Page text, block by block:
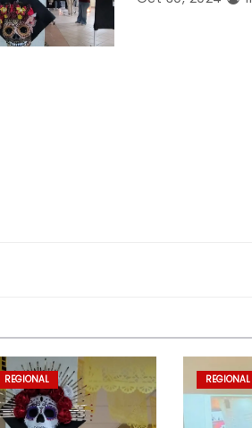
REGIONAL REGIONAL